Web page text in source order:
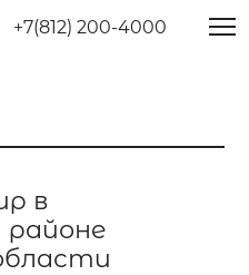
+7(812) 200-4000
в
районе